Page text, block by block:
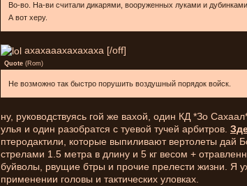
Во-во. На-ви считали дикарями, вооруженных луками и дубинками.
А вот херу.
ахахааахахахаха [/off]
Quote (Rom)
Не возможно так быстро порушить воздушный порядок войск.
ну, руководствуясь гой же вахой, один КД *Зо
улья и один разобратся с туевой тучей арбитров.
птеродактили, которые выпиливают вертолеты дай
стрелами 1.5 метра в длину и 5 кг весом +
буйволы, рвущие бтры и прочие прелести жизни. Я
применении головы и тактических уловках.